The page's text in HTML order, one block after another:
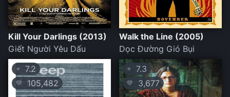
Kill Your Darlings (2013)
Giết Người Yêu Dấu
Walk the Line (2005)
Dọc Đường Gió Bụi
⭐ 7.2
💛 105,482
⭐ 7.3
💛 3,677